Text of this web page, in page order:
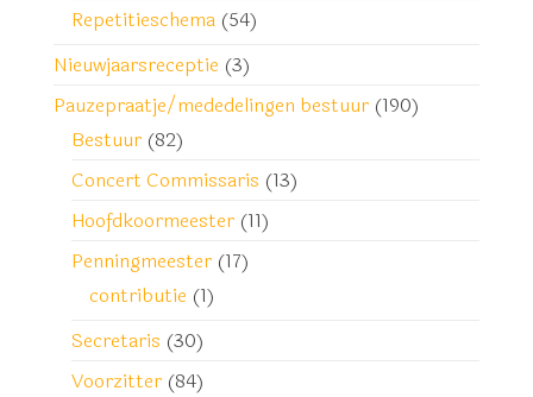
Repetitieschema (54)
Nieuwjaarsreceptie (3)
Pauzepraatje/mededelingen bestuur (190)
Bestuur (82)
Concert Commissaris (13)
Hoofdkoormeester (11)
Penningmeester (17)
contributie (1)
Secretaris (30)
Voorzitter (84)